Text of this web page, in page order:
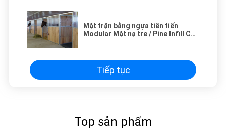
Mặt trận bằng ngựa tiên tiến
Modular Mặt nạ tre / Pine Infill Có
Tiếp tục
Top sản phẩm